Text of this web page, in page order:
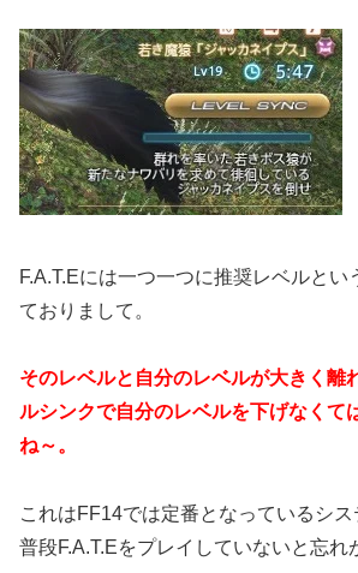
F.A.T.Eには一つ一つに推奨レベルとい
ておりまして。
そのレベルと自分のレベルが大きく離
ルシンクで自分のレベルを下げなくて
ね～。
これはFF14では定番となっているシス
普段F.A.T.Eをプレイしていないと忘れ